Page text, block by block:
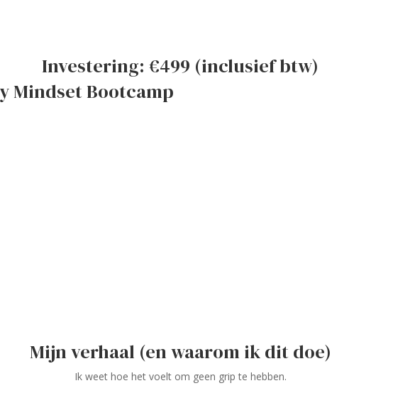
Investering: €499 (inclusief btw)
Mindset Bootcamp
Mijn verhaal (en waarom ik dit doe)
Ik weet hoe het voelt om geen grip te hebben.